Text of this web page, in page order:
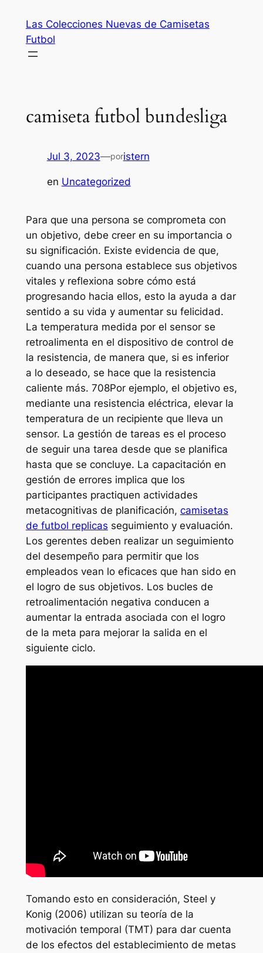
contenido
Las Colecciones Nuevas de Camisetas
Futbol
camiseta futbol bundesliga
Jul 3, 2023—poristern
en Uncategorized
Para que una persona se comprometa con
un objetivo, debe creer en su importancia o
su significación. Existe evidencia de que,
cuando una persona establece sus objetivos
vitales y reflexiona sobre cómo está
progresando hacia ellos, esto la ayuda a dar
sentido a su vida y aumentar su felicidad.
La temperatura medida por el sensor se
retroalimenta en el dispositivo de control de
la resistencia, de manera que, si es inferior
a lo deseado, se hace que la resistencia
caliente más. 708Por ejemplo, el objetivo es,
mediante una resistencia eléctrica, elevar la
temperatura de un recipiente que lleva un
sensor. La gestión de tareas es el proceso
de seguir una tarea desde que se planifica
hasta que se concluye. La capacitación en
gestión de errores implica que los
participantes practiquen actividades
metacognitivas de planificación, camisetas
de futbol replicas seguimiento y evaluación.
Los gerentes deben realizar un seguimiento
del desempeño para permitir que los
empleados vean lo eficaces que han sido en
el logro de sus objetivos. Los bucles de
retroalimentación negativa conducen a
aumentar la entrada asociada con el logro
de la meta para mejorar la salida en el
siguiente ciclo.
Tomando esto en consideración, Steel y
Konig (2006) utilizan su teoría de la
motivación temporal (TMT) para dar cuenta
de los efectos del establecimiento de metas